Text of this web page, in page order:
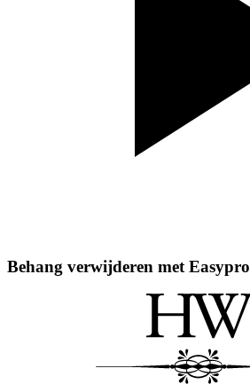
Behang verwijderen met Easypro